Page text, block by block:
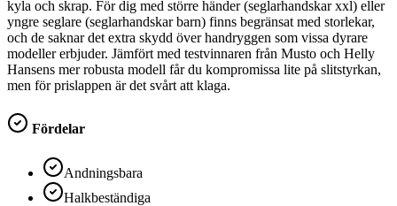
kyla och skrap. För dig med större händer (seglarhandskar xxl) eller
yngre seglare (seglarhandskar barn) finns begränsat med storlekar,
och de saknar det extra skydd över handryggen som vissa dyrare
modeller erbjuder. Jämfört med testvinnaren från Musto och Helly
Hansens mer robusta modell får du kompromissa lite på slitstyrkan,
men för prislappen är det svårt att klaga.
Fördelar
Andningsbara
Halkbeständiga